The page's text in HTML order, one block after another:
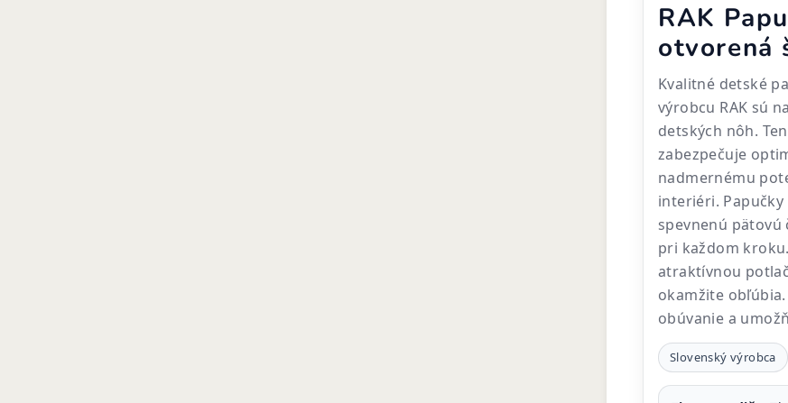
RAK
otvorená
Kvalitné detské
výrobcu RAK sú
detských nôh.
zabezpečuje
nadmernému
interiéri.
spevnenú
pri každom
atraktívnou
okamžite
obúvanie a
Slovenský výrobca